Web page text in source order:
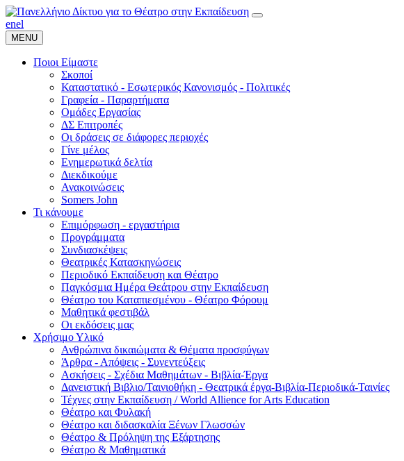
enel
MENU
Ποιοι Είμαστε
Σκοποί
Καταστατικό - Εσωτερικός Κανονισμός - Πολιτικές
Γραφεία - Παραρτήματα
Ομάδες Εργασίας
ΔΣ Επιτροπές
Οι δράσεις σε διάφορες περιοχές
Γίνε μέλος
Ενημερωτικά δελτία
Διεκδικούμε
Ανακοινώσεις
Somers John
Τι κάνουμε
Επιμόρφωση - εργαστήρια
Προγράμματα
Συνδιασκέψεις
Θεατρικές Κατασκηνώσεις
Περιοδικό Εκπαίδευση και Θέατρο
Παγκόσμια Ημέρα Θεάτρου στην Εκπαίδευση
Θέατρο του Καταπιεσμένου - Θέατρο Φόρουμ
Μαθητικά φεστιβάλ
Οι εκδόσεις μας
Χρήσιμο Υλικό
Ανθρώπινα δικαιώματα & Θέματα προσφύγων
Άρθρα - Απόψεις - Συνεντεύξεις
Ασκήσεις - Σχέδια Μαθημάτων - Βιβλία-Έργα
Δανειστική Βιβλιο/Ταινιοθήκη - Θεατρικά έργα-Βιβλία-Περιοδικά-Ταινίες
Τέχνες στην Εκπαίδευση / World Allience for Arts Education
Θέατρο και Φυλακή
Θέατρο και διδασκαλία Ξένων Γλωσσών
Θέατρο & Πρόληψη της Εξάρτησης
Θέατρο & Μαθηματικά